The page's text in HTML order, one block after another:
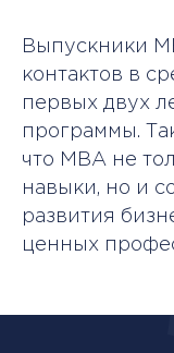
Выпускники
контактов в
первых двух
программы.
что MBA не
навыки, но и
развития
ценных